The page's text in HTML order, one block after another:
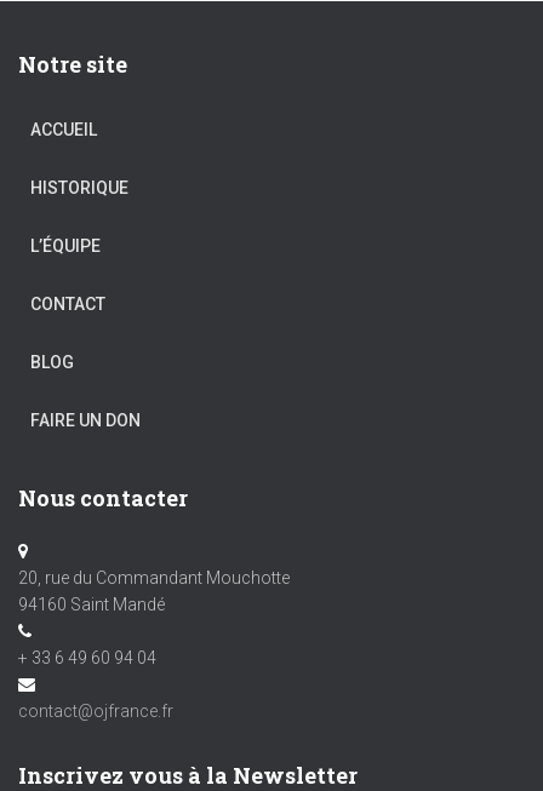
Notre site
ACCUEIL
HISTORIQUE
L’ÉQUIPE
CONTACT
BLOG
FAIRE UN DON
Nous contacter
20, rue du Commandant Mouchotte
94160 Saint Mandé
+ 33 6 49 60 94 04
contact@ojfrance.fr
Inscrivez vous à la Newsletter